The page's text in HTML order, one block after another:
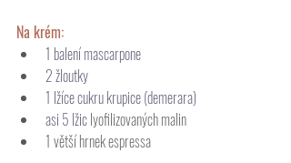
Na krém:
1 balení mascarpone
2 žloutky
1 lžíce cukru krupice (demerara)
asi 5 lžic lyofilizovaných malin
1 větší hrnek espressa